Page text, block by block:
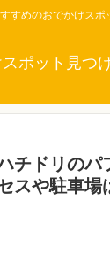
すめのおでかけスポ
ポット見つ
チドリのパ
スや駐車場